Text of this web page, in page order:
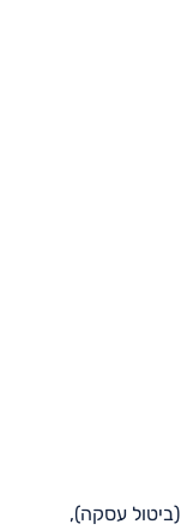
עסקה),